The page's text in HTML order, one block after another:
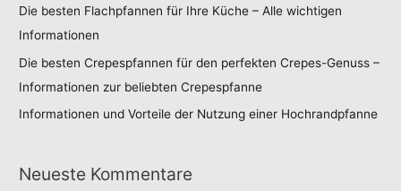
Die besten Flachpfannen für Ihre Küche – Alle wichtigen
Informationen
Die besten Crepespfannen für den perfekten Crepes-Genuss –
Informationen zur beliebten Crepespfanne
Informationen und Vorteile der Nutzung einer Hochrandpfanne
Neueste Kommentare